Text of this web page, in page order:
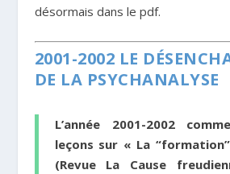
désormais dans le pdf.
2001-2002 LE
DE LA PSYCHANALYSE
L’année 2001-2002
leçons sur « La
(Revue La Cause